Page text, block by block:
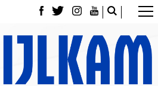
Federazione
Contatti
Affiliazioni e Tesseramenti